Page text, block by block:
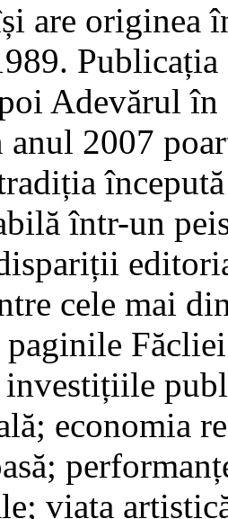
are originea
Adevărul
2007
într-un
cele mai
economia
viața